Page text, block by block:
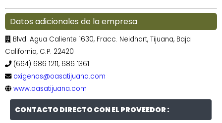
Datos adicionales de la empresa
Blvd. Agua Caliente 1630, Fracc. Neidhart, Tijuana, Baja
California, C.P. 22420
(664) 686 1211, 686 1361
oxigenos@oasatijuana.com
www.oasatijuana.com
CONTACTO DIRECTO CON EL PROVEEDOR :